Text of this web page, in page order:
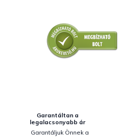
Garantáltan a
legalacsonyabb ár
Garantáljuk Önnek a